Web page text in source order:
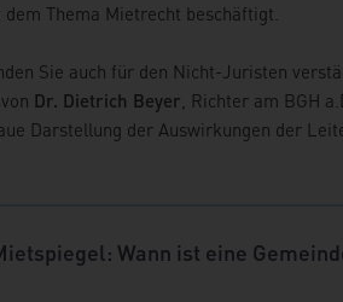
Thema Mietrecht beschäftigt.
Sie auch für den Nicht-Juristen
Dr. Dietrich Beyer, Richter am BGH
Darstellung der Auswirkungen der
Wann ist eine